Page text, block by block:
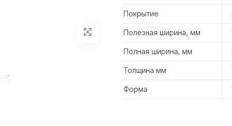
Покрытие
Полезная ширина, мм
Полная ширина, мм
Толщина мм
Форма